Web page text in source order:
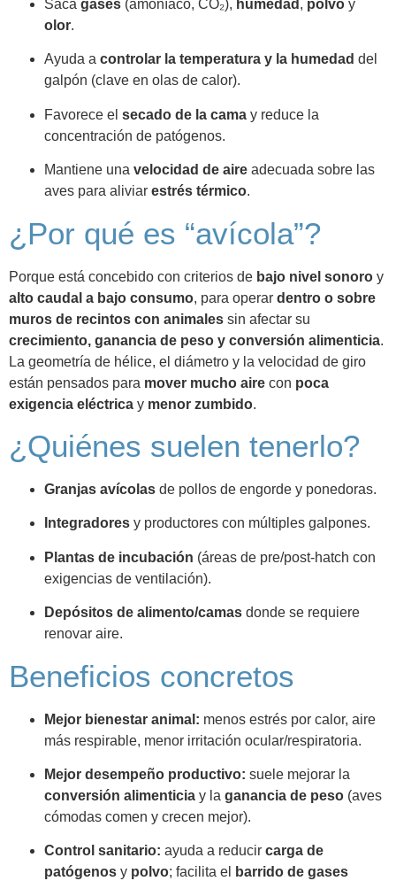
Saca gases (amoníaco, CO₂), humedad , polvo y
olor.
Ayuda a controlar la temperatura y la humedad del
galpón (clave en olas de calor).
Favorece el secado de la cama y reduce la
concentración de patógenos.
Mantiene una velocidad de aire adecuada sobre las
aves para aliviar estrés térmico.
¿Por qué es “avícola”?
Porque está concebido con criterios de bajo nivel sonoro y
alto caudal a bajo consumo, para operar dentro o sobre
muros de recintos con animales sin afectar su
crecimiento, ganancia de peso y conversión alimenticia.
La geometría de hélice, el diámetro y la velocidad de giro
están pensados para mover mucho aire con poca
exigencia eléctrica y menor zumbido.
¿Quiénes suelen tenerlo?
Granjas avícolas de pollos de engorde y ponedoras.
Integradores y productores con múltiples galpones.
Plantas de incubación (áreas de pre/post-hatch con
exigencias de ventilación).
Depósitos de alimento/camas donde se requiere
renovar aire.
Beneficios concretos
Mejor bienestar animal: menos estrés por calor, aire
más respirable, menor irritación ocular/respiratoria.
Mejor desempeño productivo: suele mejorar la
conversión alimenticia y la ganancia de peso (aves
cómodas comen y crecen mejor).
Control sanitario: ayuda a reducir carga de
patógenos y polvo; facilita el
barrido de gases